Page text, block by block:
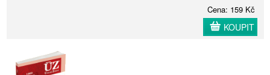
Cena: 159 Kč
KOUPIT